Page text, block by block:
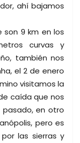
ahí bajamos
son 9 km en los
curvas y
también nos
el 2 de enero
visitamos la
caída que nos
en otro
pero es
las sierras y